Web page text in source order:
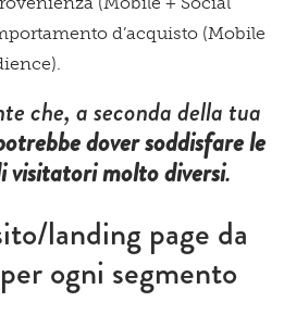
d’acquisto (Mobile
che, a seconda della tua
dover soddisfare le
visitatori molto diversi.
landing page da
ogni segmento